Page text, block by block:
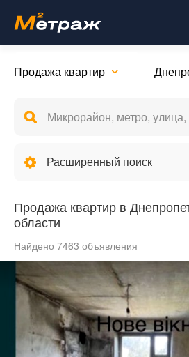
Продажа квартир
Расширенный поиск
Продажа квартир в
области
Найдено 7463 объявления